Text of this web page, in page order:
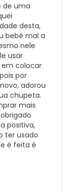
de uma
desta,
bebé mal a
nele
usar
colocar
por
adorou
chupeta.
mais
positiva,
ter usado
é feita é